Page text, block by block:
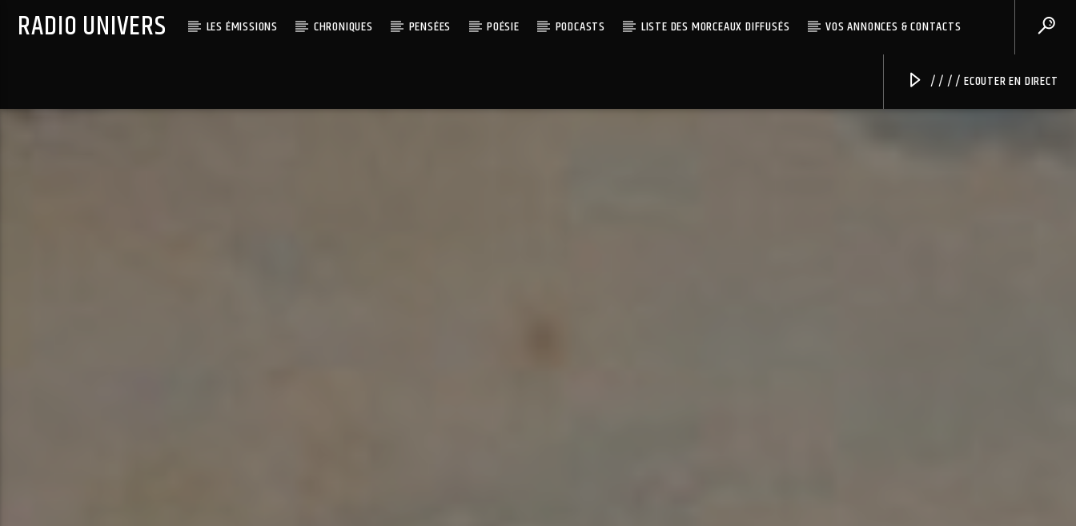
RADIO UNIVERS LES ÉMISSIONS CHRONIQUES PENSÉES POÉSIE PODCASTS LISTE DES MORCEAUX DIFFUSÉS VOS ANNONCES & CONTACTS
/ / / / ECOUTER EN DIRECT